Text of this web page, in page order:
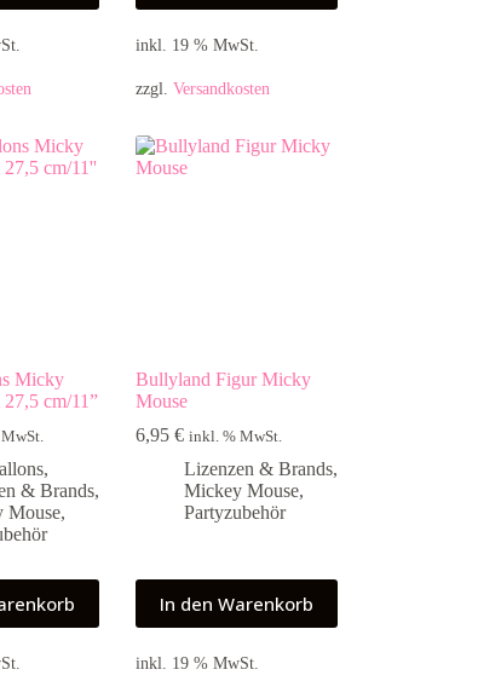
inkl. 19 % MwSt.
zzgl.Versandkosten
Micky
cm/11”
,
& Brands,
Mouse,
Bullyland Figur Micky
Mouse
6,95€ inkl. % MwSt.
Lizenzen & Brands,
Mickey Mouse,
Partyzubehör
In den Warenkorb
inkl. 19 % MwSt.